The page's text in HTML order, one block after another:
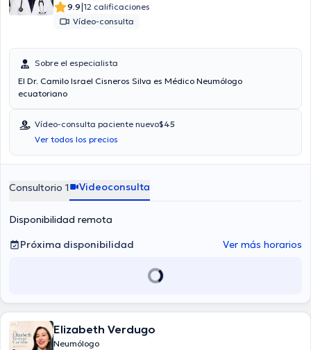
9.9|12 calificaciones
Vídeo-consulta
Sobre el especialista
El Dr. Camilo Israel Cisneros Silva es Médico Neumólogo
ecuatoriano
Vídeo-consulta paciente nuevo$45
Ver todos los precios
Consultorio 1 Videoconsulta
Disponibilidad remota
Próxima disponibilidad
Ver más horarios
Elizabeth Verdugo
Neumólogo